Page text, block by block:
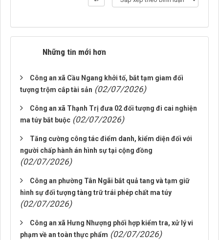
Những tin mới hơn
Công an xã Cầu Ngang khởi tố, bắt tạm giam đối
tượng trộm cắp tài sản (02/07/2026)
Công an xã Thạnh Trị đưa 02 đối tượng đi cai nghiện
ma túy bắt buộc (02/07/2026)
Tăng cường công tác điểm danh, kiểm diện đối với
người chấp hành án hình sự tại cộng đồng
(02/07/2026)
Công an phường Tân Ngãi bắt quả tang và tạm giữ
hình sự đối tượng tàng trữ trái phép chất ma túy
(02/07/2026)
Công an xã Hưng Nhượng phối hợp kiểm tra, xử lý vi
phạm về an toàn thực phẩm (02/07/2026)